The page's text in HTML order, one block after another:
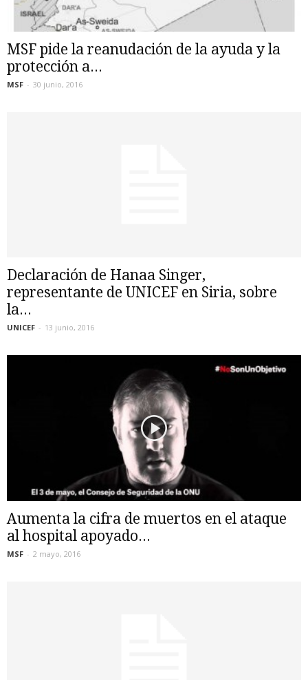
MSF pide la reanudación de la ayuda y la
protección a...
MSF - 30 junio, 2016
Declaración de Hanaa Singer,
representante de UNICEF en Siria, sobre
la...
UNICEF - 13 junio, 2016
Aumenta la cifra de muertos en el ataque
al hospital apoyado...
MSF - 2 mayo, 2016